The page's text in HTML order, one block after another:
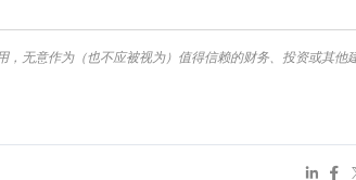
，无意作为（也不应被视为）值得信赖的财务、投资或其他建